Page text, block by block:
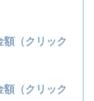
額（クリック
額（クリック